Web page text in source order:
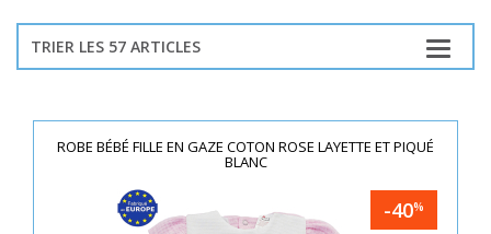
TRIER LES 57 ARTICLES
ROBE BÉBÉ FILLE EN GAZE COTON ROSE LAYETTE ET PIQUÉ
BLANC
-40%